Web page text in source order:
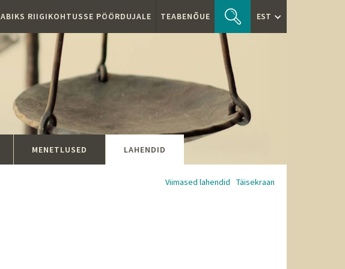
ABIKS RIIGIKOHTUSSE PÖÖRDUJALE TEABENÕUE EST
MENETLUSED LAHENDID
Viimased lahendid Täisekraan